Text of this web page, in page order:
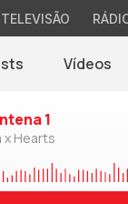
TELEVISÃO
Vídeos
1
x Hearts